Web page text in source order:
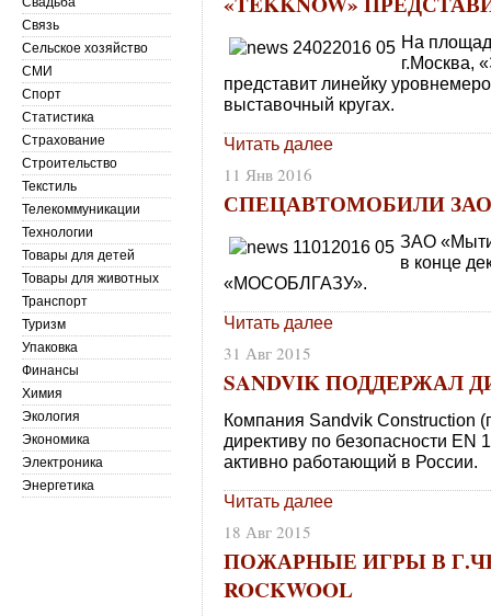
На
г.Москва,
представит линейку
выставочный кругах.
Читать далее
11 Янв 2016
СПЕЦАВТОМОБИЛИ
ЗАО
в конце
«МОСОБЛГАЗУ».
Читать далее
31 Авг 2015
SANDVIK ПОДДЕРЖАЛ
Компания Sandvik Construction
директиву по безопасности EN
активно работающий в России.
Читать далее
18 Авг 2015
ПОЖАРНЫЕ ИГРЫ В
ROCKWOOL
Связь
Сельское хозяйство
СМИ
Спорт
Статистика
Страхование
Строительство
Текстиль
Телекоммуникации
Технологии
Товары для детей
Товары для животных
Транспорт
Туризм
Упаковка
Финансы
Химия
Экология
Экономика
Электроника
Энергетика